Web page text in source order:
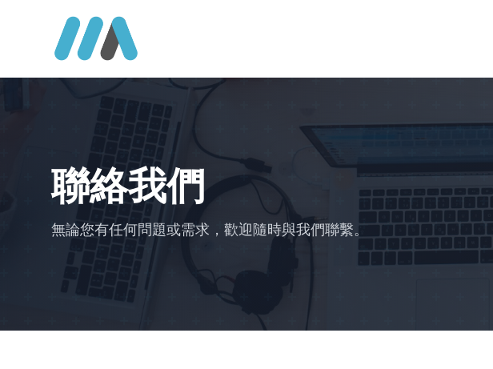
聯絡我們
無論您有任何問題或需求，歡迎隨時與我們聯繫。